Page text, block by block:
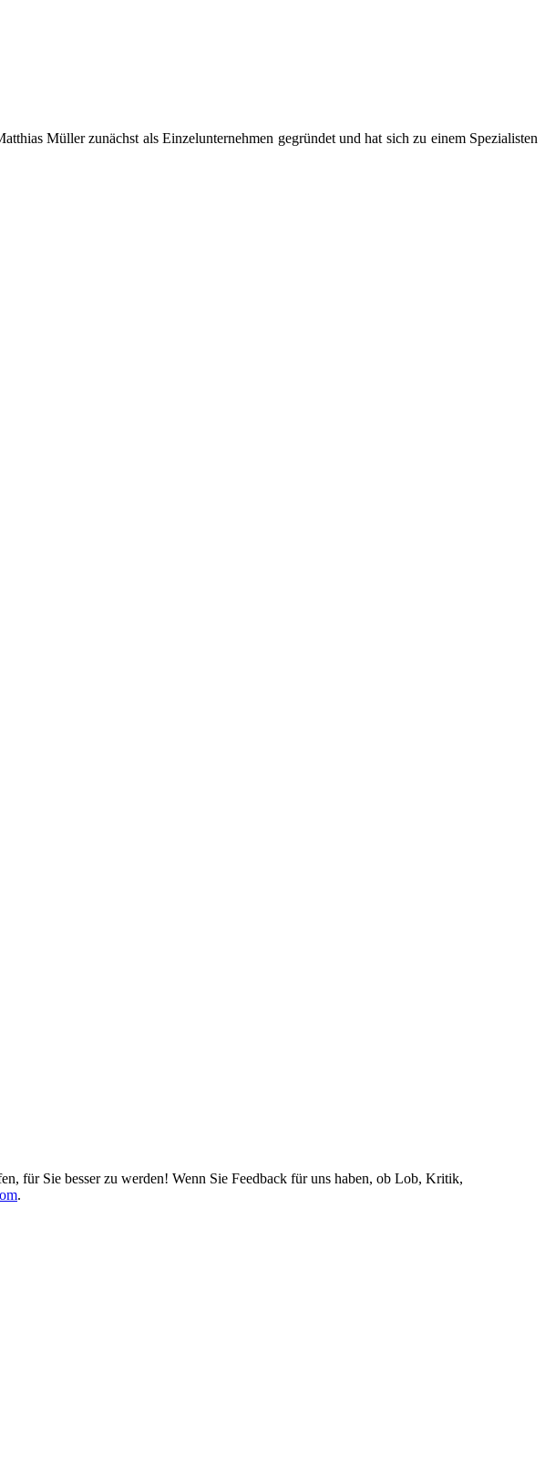
Müller zunächst als Einzelunternehmen gegründet und hat sich zu einem Spezialisten
für Sie besser zu werden! Wenn Sie Feedback für uns haben, ob Lob, Kritik,
.